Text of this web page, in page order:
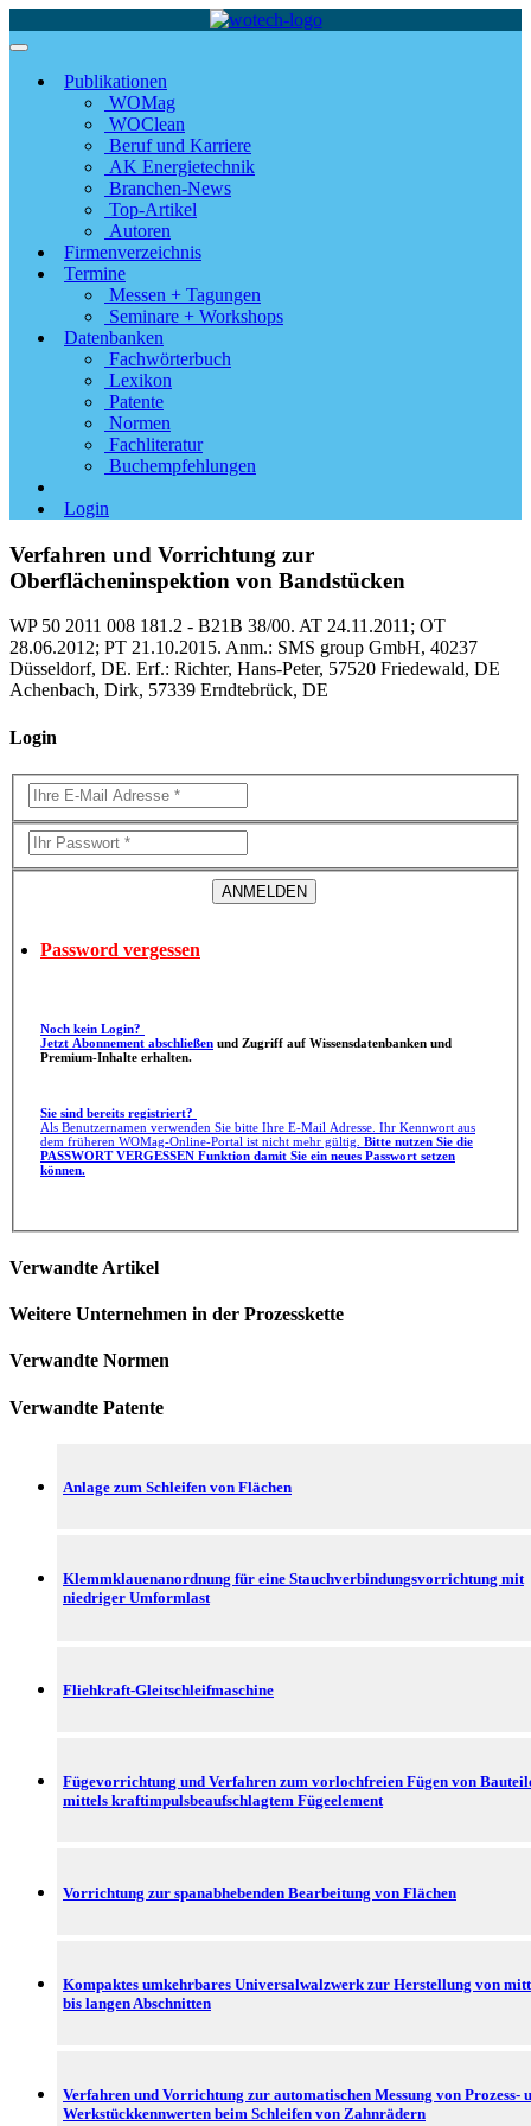
Publikationen
WOMag
WOClean
Beruf und Karriere
AK Energietechnik
Branchen-News
Top-Artikel
Autoren
Firmenverzeichnis
Termine
Messen + Tagungen
Seminare + Workshops
Datenbanken
Fachwörterbuch
Lexikon
Patente
Normen
Fachliteratur
Buchempfehlungen
Login
Verfahren und Vorrichtung zur
Oberflächeninspektion von Bandstücken
WP 50 2011 008 181.2 - B21B 38/00. AT 24.11.2011; OT
28.06.2012; PT 21.10.2015. Anm.: SMS group GmbH, 40237
Düsseldorf, DE. Erf.: Richter, Hans-Peter, 57520 Friedewald, DE
Achenbach, Dirk, 57339 Erndtebrück, DE
Login
Password vergessen
Noch kein Login?
Jetzt Abonnement abschließen
Premium-Inhalte erhalten.
Sie sind bereits registriert?
Als Benutzernamen verwenden Sie bitte Ihre E-Mail Adresse. Ihr Kennwort aus
dem früheren WOMag-Online-Portal ist nicht mehr gültig. Bitte nutzen Sie die
PASSWORT VERGESSEN Funktion damit Sie ein neues Passwort setzen
können.
Verwandte Artikel
Weitere Unternehmen in der Prozesskette
Verwandte Normen
Verwandte Patente
Anlage zum Schleifen von Flächen
Klemmklauenanordnung für eine Stauchverbindungsvorrichtung mit
niedriger Umformlast
Fliehkraft-Gleitschleifmaschine
Fügevorrichtung und Verfahren zum vorlochfreien Fügen von
mittels kraftimpulsbeaufschlagtem Fügeelement
Vorrichtung zur spanabhebenden Bearbeitung von Flächen
Kompaktes umkehrbares Universalwalzwerk zur Herstellung von
bis langen Abschnitten
Verfahren und Vorrichtung zur automatischen Messung von Prozess-
Werkstückkennwerten beim Schleifen von Zahnrädern